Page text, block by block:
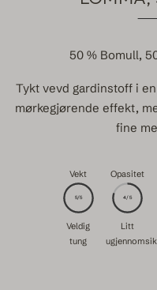
50 % Bomull,
Tykt vevd gardinstoff i
mørkegjørende effekt,
fine
Vekt
5/5
Veldig
tung
Opasitet
4/5
Litt